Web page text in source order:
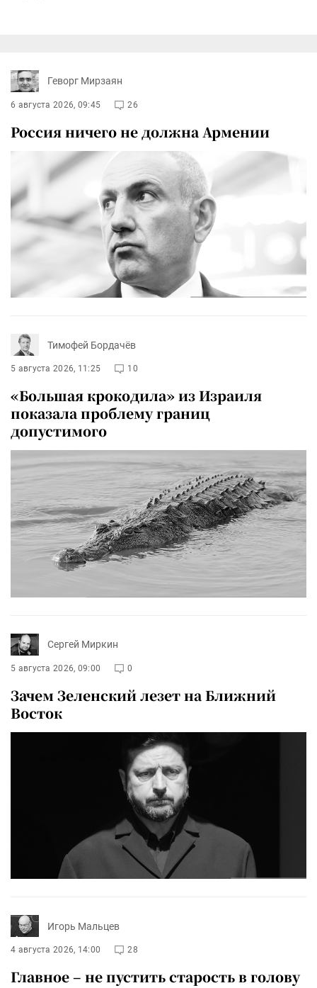
Геворг Мирзаян
6 августа 2026, 09:45 26
Россия ничего не должна Армении
Тимофей Бордачёв
5 августа 2026, 11:25 10
«Большая крокодила» из Израиля
показала проблему границ
допустимого
Сергей Миркин
5 августа 2026, 09:00 0
Зачем Зеленский лезет на Ближний
Восток
Игорь Мальцев
4 августа 2026, 14:00 28
Главное – не пустить старость в голову